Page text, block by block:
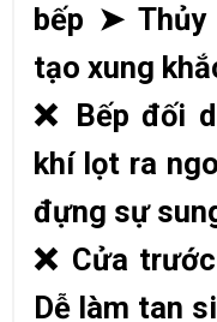
bếp ➤Thủy
tạo xung
❌ Bếp đối
khí lọt ra
đựng sự
❌ Cửa
Dễ làm tan